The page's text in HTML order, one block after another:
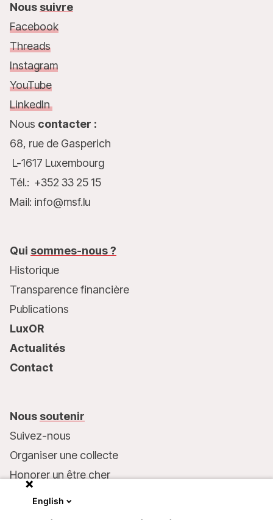
Nous suivre
Facebook
Threads
Instagram
YouTube
LinkedIn
Nous contacter :
68, rue de Gasperich
L-1617 Luxembourg
Tél.: +352 33 25 15
Mail: info@msf.lu
Qui sommes-nous ?
Historique
Transparence financière
Publications
LuxOR
Actualités
Contact
Nous soutenir
Suivez-nous
Organiser une collecte
Honorer un être cher
English